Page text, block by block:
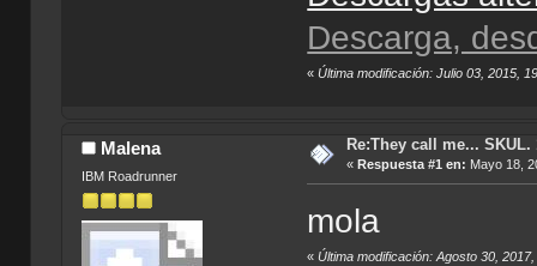
Descarga,
«Última modificación: Julio 03, 2015,
Malena
IBM Roadrunner
Re:They call me... SKUL.
« Respuesta #1 en: Mayo 18,
mola
«Última modificación: Agosto 30,